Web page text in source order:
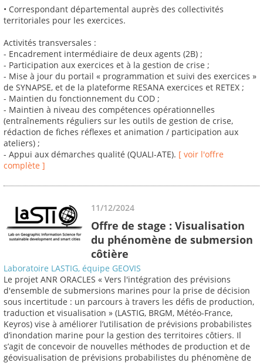
• Correspondant départemental auprès des collectivités
territoriales pour les exercices.
Activités transversales :
- Encadrement intermédiaire de deux agents (2B) ;
- Participation aux exercices et à la gestion de crise ;
- Mise à jour du portail « programmation et suivi des exercices »
de SYNAPSE, et de la plateforme RESANA exercices et RETEX ;
- Maintien du fonctionnement du COD ;
- Maintien à niveau des compétences opérationnelles
(entraînements réguliers sur les outils de gestion de crise,
rédaction de fiches réflexes et animation / participation aux
ateliers) ;
- Appui aux démarches qualité (QUALI-ATE). [ voir l'offre
complète ]
11/12/2024
Offre de stage : Visualisation
du phénomène de submersion
côtière
Laboratoire LASTIG, équipe GEOVIS
Le projet ANR ORACLES « Vers l'intégration des prévisions
d'ensemble de submersions marines pour la prise de décision
sous incertitude : un parcours à travers les défis de production,
traduction et visualisation » (LASTIG, BRGM, Météo-France,
Keyros) vise à améliorer l’utilisation de prévisions probabilistes
d’inondation marine pour la gestion des territoires côtiers. Il
s’agit de concevoir de nouvelles méthodes de production et de
géovisualisation de prévisions probabilistes du phénomène de